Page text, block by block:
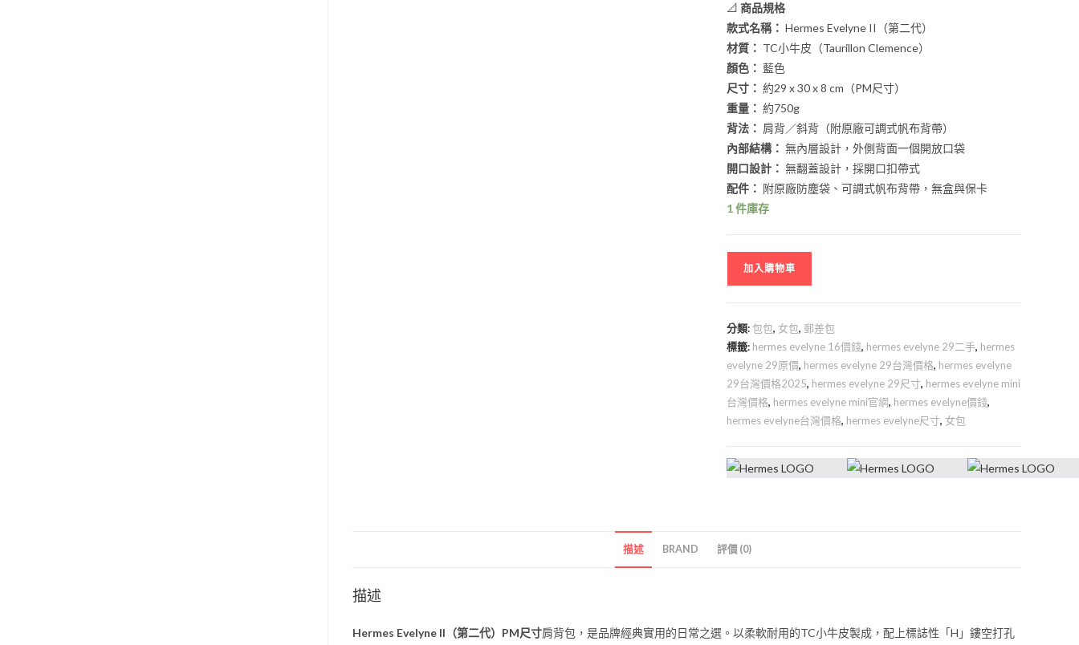
📐商品規格
款式名稱： Hermes Evelyne II（第二代）
材質： TC小牛皮（Taurillon Clemence）
顏色： 藍色
尺寸： 約29 x 30 x 8 cm（PM尺寸）
重量： 約750g
背法： 肩背／斜背（附原廠可調式帆布背帶）
內部結構： 無內層設計，外側背面一個開放口袋
開口設計： 無翻蓋設計，採開口扣帶式
配件： 附原廠防塵袋、可調式帆布背帶，無盒與保卡
1 件庫存
加入購物車
分類:包包, 女包, 郵差包
標籤: hermes evelyne 16價錢, hermes evelyne 29二手, hermes
evelyne 29原價, hermes evelyne 29台灣價格, hermes evelyne
29台灣價格2025, hermes evelyne 29尺寸, hermes evelyne mini
台灣價格, hermes evelyne mini官網, hermes evelyne價錢,
hermes evelyne台灣價格, hermes evelyne尺寸, 女包
描述 BRAND 評價 (0)
描述
Hermes Evelyne II（第二代）PM尺寸肩背包，是品牌經典實用的日常之選。以柔軟耐用的TC小牛皮製成，配上標誌性「H」鏤空打孔